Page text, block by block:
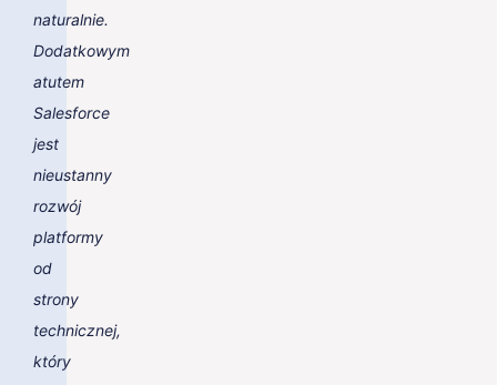
naturalnie.
Dodatkowym
atutem
Salesforce
jest
nieustanny
rozwój
platformy
od
strony
technicznej,
który